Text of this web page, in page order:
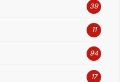
39
11
94
17